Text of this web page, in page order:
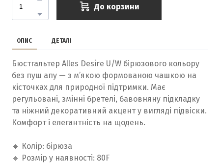
До корзини
ОПИС ДЕТАЛІ
Бюстгальтер Alles Desire U/W бірюзового кольору
без пуш апу — з м’якою формованою чашкою на
кісточках для природної підтримки. Має
регульовані, змінні бретелі, бавовняну підкладку
та ніжний декоративний акцент у вигляді підвіски.
Комфорт і елегантність на щодень.
🔹 Колір: бірюза
🔹 Розмір у наявності: 80F